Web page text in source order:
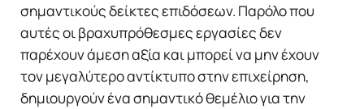
σημαντικούς δείκτες επιδόσεων. Παρόλο που
αυτές οι βραχυπρόθεσμες εργασίες δεν
παρέχουν άμεση αξία και μπορεί να μην έχουν
τον μεγαλύτερο αντίκτυπο στην επιχείρηση,
δημιουργούν ένα σημαντικό θεμέλιο για την